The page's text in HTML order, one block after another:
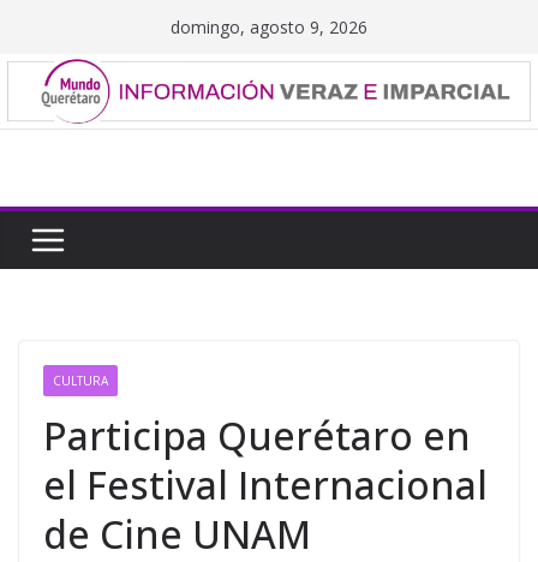
contenido
domingo, agosto 9, 2026
CULTURA
Participa Querétaro en
el Festival Internacional
de Cine UNAM